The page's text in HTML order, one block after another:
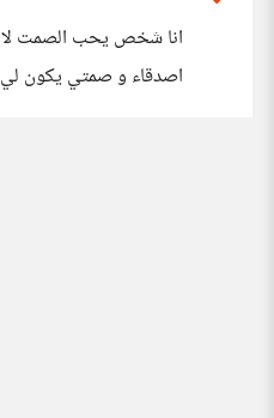
انا شخص يحب الصمت لا
اصدقاء و صمتي يكون